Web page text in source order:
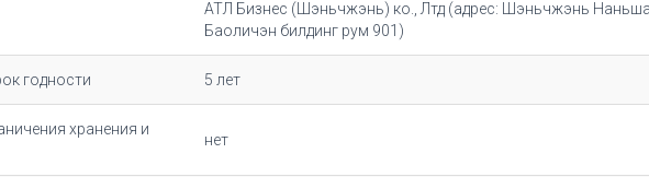
АТЛ Бизнес (Шэньчжэнь) ко., Лтд (адрес: Шэньчжэнь
Баоличэн билдинг рум 901)
годности 5 лет
хранения и
нет